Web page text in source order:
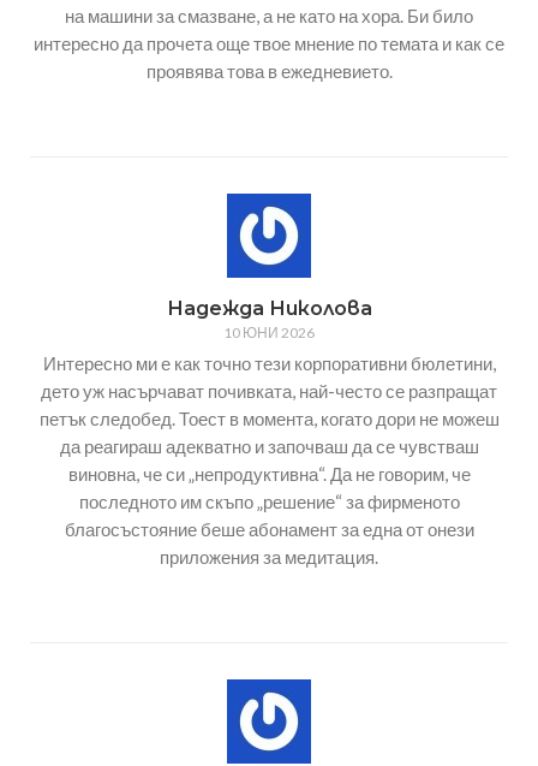
на машини за смазване, а не като на хора. Би било
интересно да прочета още твое мнение по темата и как се
проявява това в ежедневието.
Надежда Николова
10 ЮНИ 2026
Интересно ми е как точно тези корпоративни бюлетини,
дето уж насърчават почивката, най-често се разпращат
петък следобед. Тоест в момента, когато дори не можеш
да реагираш адекватно и започваш да се чувстваш
виновна, че си „непродуктивна“. Да не говорим, че
последното им скъпо „решение“ за фирменото
благосъстояние беше абонамент за една от онези
приложения за медитация.